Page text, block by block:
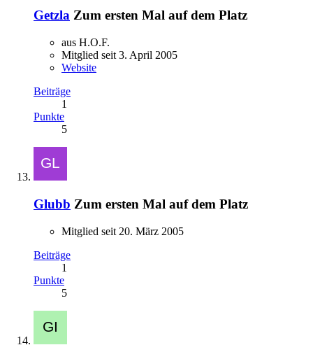
Getzla Zum ersten Mal auf dem Platz
aus H.O.F.
Mitglied seit 3. April 2005
Website
Beiträge
1
Punkte
5
Glubb Zum ersten Mal auf dem Platz
Mitglied seit 20. März 2005
Beiträge
1
Punkte
5